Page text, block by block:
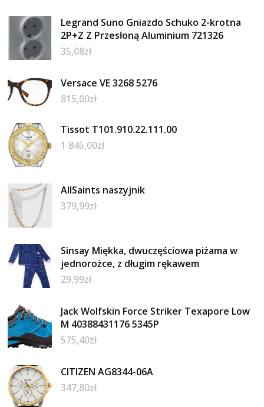
Legrand Suno Gniazdo Schuko 2-krotna
2P+Z Z Przesłoną Aluminium 721326
35,08zł
Versace VE 3268 5276
815,00zł
Tissot T101.910.22.111.00
1 845,00zł
AllSaints naszyjnik
379,99zł
Sinsay Miękka, dwuczęściowa piżama w
jednorożce, z długim rękawem
29,99zł
Jack Wolfskin Force Striker Texapore Low
M 40388431176 5345P
575,40zł
CITIZEN AG8344-06A
347,80zł